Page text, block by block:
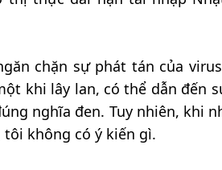
chặn sự phát tán của
khi lây lan, có thể dẫn đến
nghĩa đen. Tuy nhiên, khi
tôi không có ý kiến gì.